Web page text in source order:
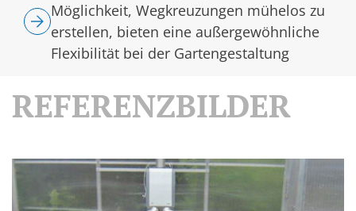
Möglichkeit, Wegkreuzungen mühelos zu
erstellen, bieten eine außergewöhnliche
Flexibilität bei der Gartengestaltung
REFERENZBILDER